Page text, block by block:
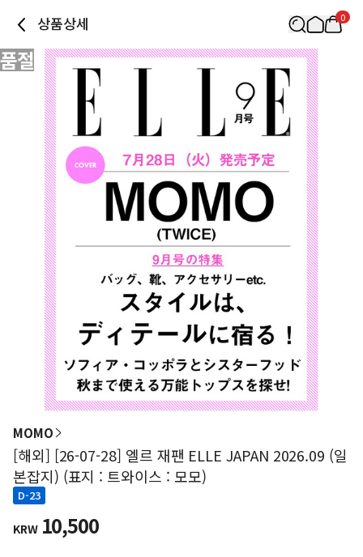
상품상세 0
품절
MOMO
[해외] [26-07-28] 엘르 재팬 ELLE JAPAN 2026.09 (일
본잡지) (표지 : 트와이스 : 모모)
D-23
KRW 10,500